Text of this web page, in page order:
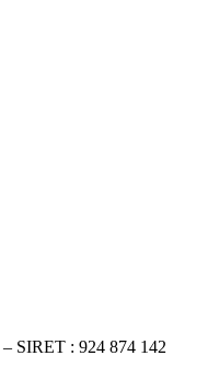
SIRET : 924 874 142